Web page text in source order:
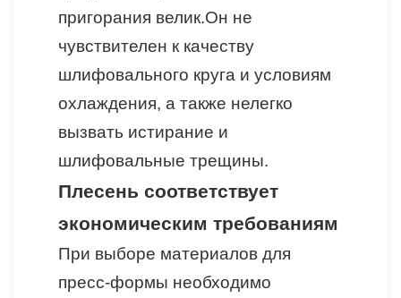
пригорания велик.Он не
чувствителен к качеству
шлифовального круга и условиям
охлаждения, а также нелегко
вызвать истирание и
шлифовальные трещины.
Плесень соответствует
экономическим требованиям
При выборе материалов для
пресс-формы необходимо